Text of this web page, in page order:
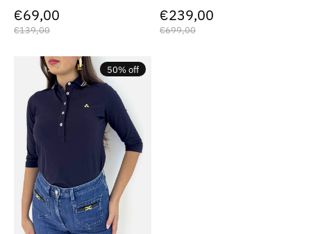
€69,00
€139,00
€239,00
€699,00
50% off